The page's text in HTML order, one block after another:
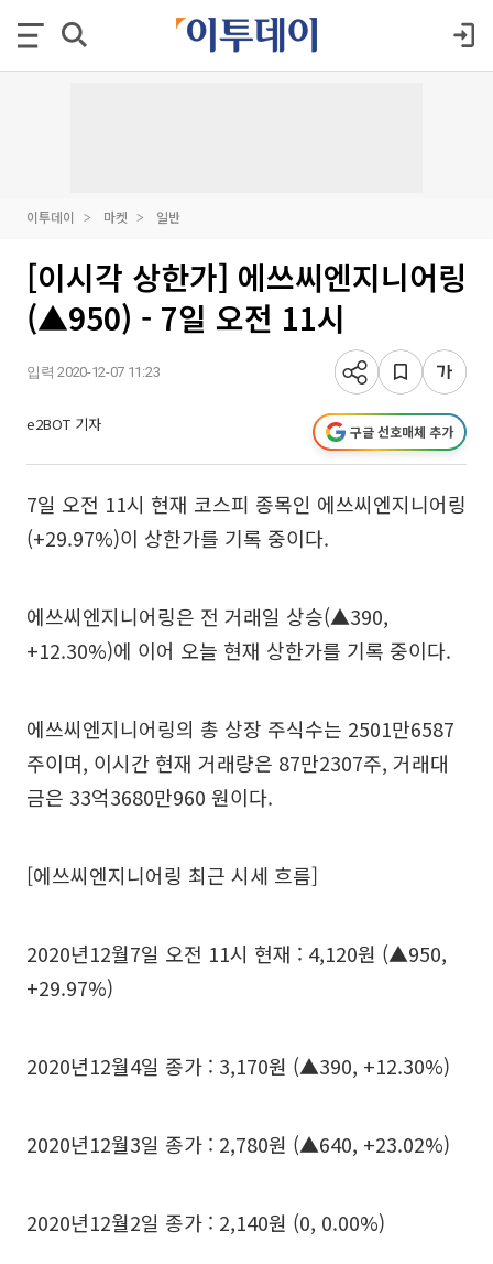
이투데이 마켓 일반
[이시각 상한가] 에쓰씨엔지니어링
(▲950) - 7일 오전 11시
입력 2020-12-07 11:23
e2BOT 기자 구글 선호매체 추가
7일 오전 11시 현재 코스피 종목인 에쓰씨엔지니어링
(+29.97%)이 상한가를 기록 중이다.
에쓰씨엔지니어링은 전 거래일 상승(▲390,
+12.30%)에 이어 오늘 현재 상한가를 기록 중이다.
에쓰씨엔지니어링의 총 상장 주식수는 2501만6587
주이며, 이시간 현재 거래량은 87만2307주, 거래대
금은 33억3680만960 원이다.
[에쓰씨엔지니어링 최근 시세 흐름]
2020년12월7일 오전 11시 현재 : 4,120원 (▲950,
+29.97%)
2020년12월4일 종가 : 3,170원 (▲390, +12.30%)
2020년12월3일 종가 : 2,780원 (▲640, +23.02%)
2020년12월2일 종가 : 2,140원 (0, 0.00%)